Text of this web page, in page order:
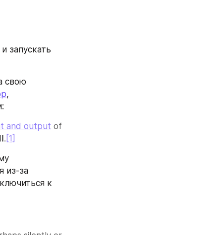
запускать
свою
,
and output of
. [1]
из-за
к